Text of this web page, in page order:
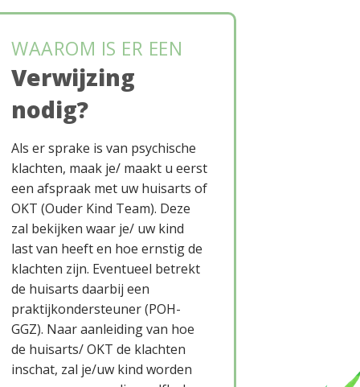
Opleiding
WAAROM IS ER EEN
Verwijzing
nodig?
Als er sprake is van psychische
klachten, maak je/ maakt u eerst
een afspraak met uw huisarts of
OKT (Ouder Kind Team). Deze
zal bekijken waar je/ uw kind
last van heeft en hoe ernstig de
klachten zijn. Eventueel betrekt
de huisarts daarbij een
praktijkondersteuner (POH-
GGZ). Naar aanleiding van hoe
de huisarts/ OKT de klachten
inschat, zal je/uw kind worden